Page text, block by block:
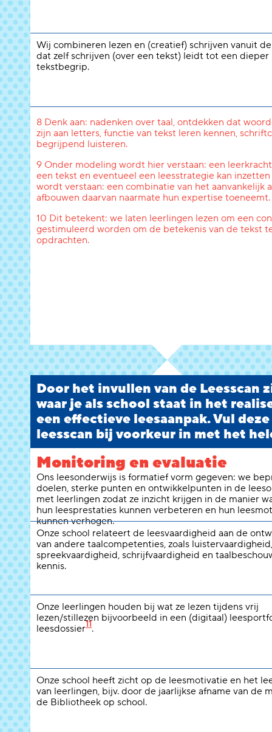
Wij combineren lezen en (creatief) schrijven vanuit
dat zelf schrijven (over een tekst) leidt tot een dieper
tekstbegrip.
8 Denk aan: nadenken over taal, ontdekken dat
zijn aan letters, functie van tekst leren kennen,
begrijpend luisteren.
9 Onder modeling wordt hier verstaan: een
een tekst en eventueel een leesstrategie kan
wordt verstaan: een combinatie van het
afbouwen daarvan naarmate hun expertise toeneemt.
10 Dit betekent: we laten leerlingen lezen om een
gestimuleerd worden om de betekenis van de tekst
opdrachten.
Door het invullen van de Leesscan
waar je als school staat in het
een effectieve leesaanpak. Vul deze
leesscan bij voorkeur in met het
Monitoring en evaluatie
Ons leesonderwijs is formatief vorm gegeven: we
doelen, sterke punten en ontwikkelpunten in de
met leerlingen zodat ze inzicht krijgen in de manier
hun leesprestaties kunnen verbeteren en hun
kunnen verhogen.
Onze school relateert de leesvaardigheid aan de
van andere taalcompetenties, zoals luistervaardigheid,
spreekvaardigheid, schrijfvaardigheid en
kennis.
Onze leerlingen houden bij wat ze lezen tijdens vrij
lezen/stillezen bijvoorbeeld in een (digitaal)
leesdossier11.
Onze school heeft zicht op de leesmotivatie en het
van leerlingen, bijv. door de jaarlijkse afname van de
de Bibliotheek op school.